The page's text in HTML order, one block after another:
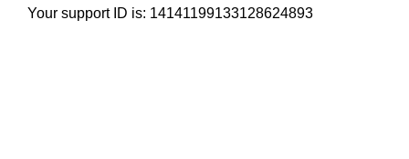
Your support ID is: 14141199133128624893